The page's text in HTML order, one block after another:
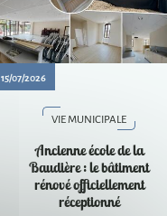
15/07/2026
VIE MUNICIPALE
Ancienne école de la
Baudière : le bâtiment
rénové officiellement
réceptionné